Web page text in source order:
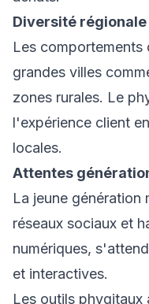
Diversité régionale
Les
grandes villes
zones rurales. Le
l'expérience client
locales.
Attentes
La jeune génération
réseaux sociaux et
numériques,
et interactives.
Les outils phygitaux